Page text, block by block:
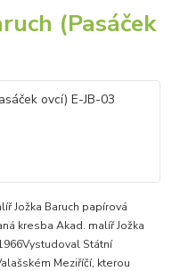
(Pasáček
Jožka Baruch papírová
kresba Akad. malíř Jožka
Státní
Meziříčí, kterou